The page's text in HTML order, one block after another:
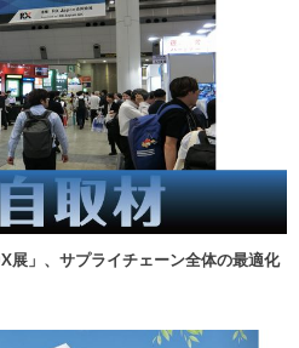
展」、サプライチェーン全体の最適化